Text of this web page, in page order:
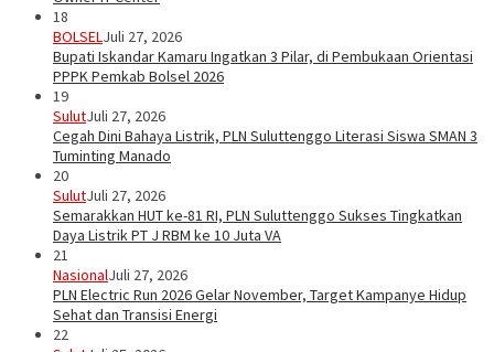
18
BOLSELJuli 27, 2026
Bupati Iskandar Kamaru Ingatkan 3 Pilar, di Pembukaan Orientasi
PPPK Pemkab Bolsel 2026
19
SulutJuli 27, 2026
Cegah Dini Bahaya Listrik, PLN Suluttenggo Literasi Siswa SMAN 3
Tuminting Manado
20
SulutJuli 27, 2026
Semarakkan HUT ke-81 RI, PLN Suluttenggo Sukses Tingkatkan
Daya Listrik PT J RBM ke 10 Juta VA
21
NasionalJuli 27, 2026
PLN Electric Run 2026 Gelar November, Target Kampanye Hidup
Sehat dan Transisi Energi
22